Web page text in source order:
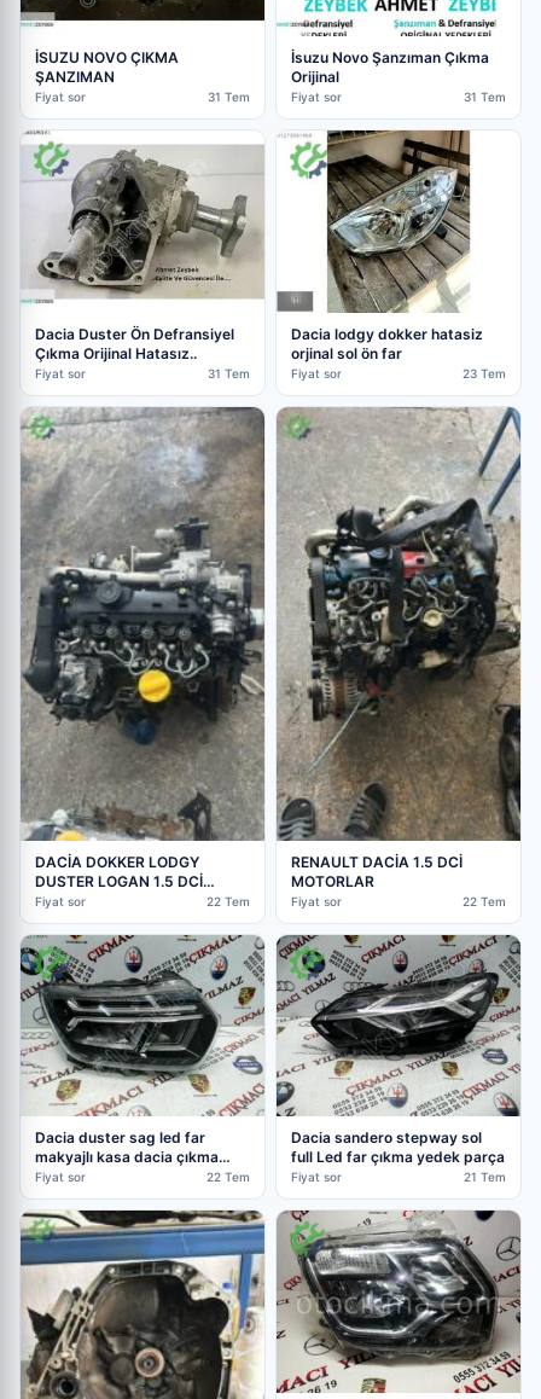
İSUZU NOVO ÇIKMA
ŞANZIMAN
Fiyat sor 31 Tem
İsuzu Novo Şanzıman Çıkma
Orijinal
Fiyat sor 31 Tem
Dacia Duster Ön Defransiyel
Çıkma Orijinal Hatasız..
Fiyat sor 31 Tem
Dacia lodgy dokker hatasiz
orjinal sol ön far
Fiyat sor 23 Tem
DACİA DOKKER LODGY
DUSTER LOGAN 1.5 DCİ
MOTOR
Fiyat sor 22 Tem
RENAULT DACİA 1.5 DCİ
MOTORLAR
Fiyat sor 22 Tem
Dacia duster sag led far
makyajlı kasa dacia çıkma
parça
Fiyat sor 22 Tem
Dacia sandero stepway sol
full Led far çıkma yedek parça
Fiyat sor 21 Tem